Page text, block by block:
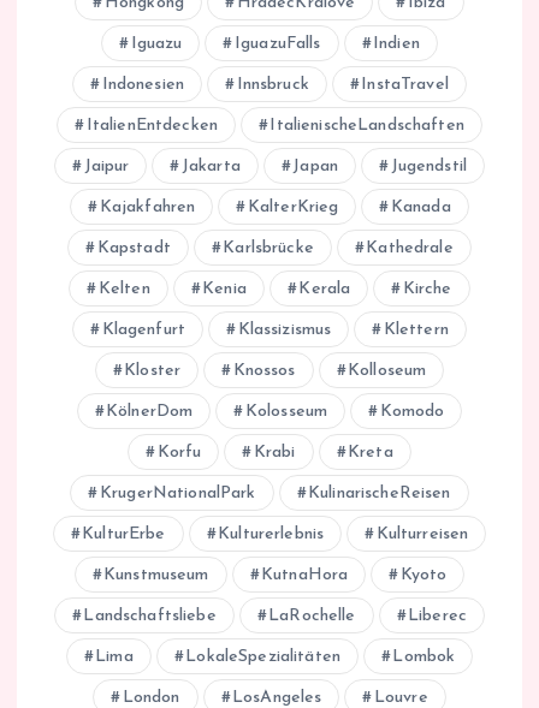
Iguazu IguazuFalls Indien
Indonesien Innsbruck InstaTravel
ItalienEntdecken ItalienischeLandschaften
Jaipur Jakarta Japan Jugendstil
Kajakfahren KalterKrieg Kanada
Kapstadt Karlsbrücke Kathedrale
Kelten Kenia Kerala Kirche
Klagenfurt Klassizismus Klettern
Kloster Knossos Kolloseum
KölnerDom Kolosseum Komodo
Korfu Krabi Kreta
KrugerNationalPark KulinarischeReisen
KulturErbe Kulturerlebnis Kulturreisen
Kunstmuseum KutnaHora Kyoto
Landschaftsliebe LaRochelle Liberec
Lima LokaleSpezialitäten Lombok
London LosAngeles Louvre